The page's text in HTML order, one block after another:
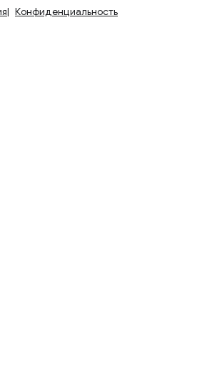
Конфиденциальность